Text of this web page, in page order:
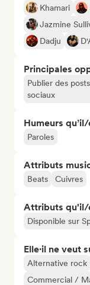
Khamari
Jazmine
Dadju
Principales
Publier des
sociaux
Humeurs
Paroles
Attributs
Beats Cuivres
Attributs qu'il/
Disponible sur
Elle·il ne veut
Alternative rock
Commercial /